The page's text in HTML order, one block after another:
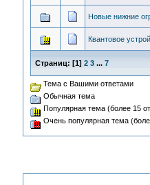
Новые нижние
Квантовое
Страниц: [1] 2 3 ... 7
Тема с Вашими ответами
Обычная тема
Популярная тема (более 15
Очень популярная тема